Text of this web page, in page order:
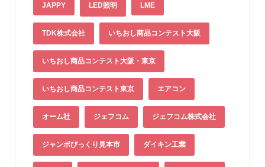
JAPPY LED照明 LME
TDK株式会社 いちおし商品コンテスト大阪
いちおし商品コンテスト大阪・東京
いちおし商品コンテスト東京 エアコン
オーム社 ジェフコム ジェフコム株式会社
ジャンボびっくり見本市 ダイキン工業